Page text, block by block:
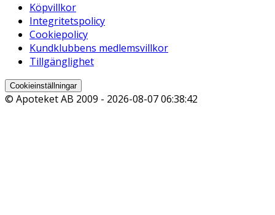
Köpvillkor
Integritetspolicy
Cookiepolicy
Kundklubbens medlemsvillkor
Tillgänglighet
Cookieinställningar
© Apoteket AB 2009 - 2026-08-07 06:38:42